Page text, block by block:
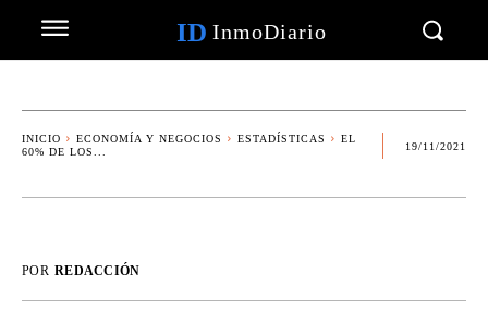
ID InmoDiario
INICIO ECONOMÍA Y NEGOCIOS ESTADÍSTICAS
EL
60% DE LOS...
19/11/2021
POR REDACCIÓN